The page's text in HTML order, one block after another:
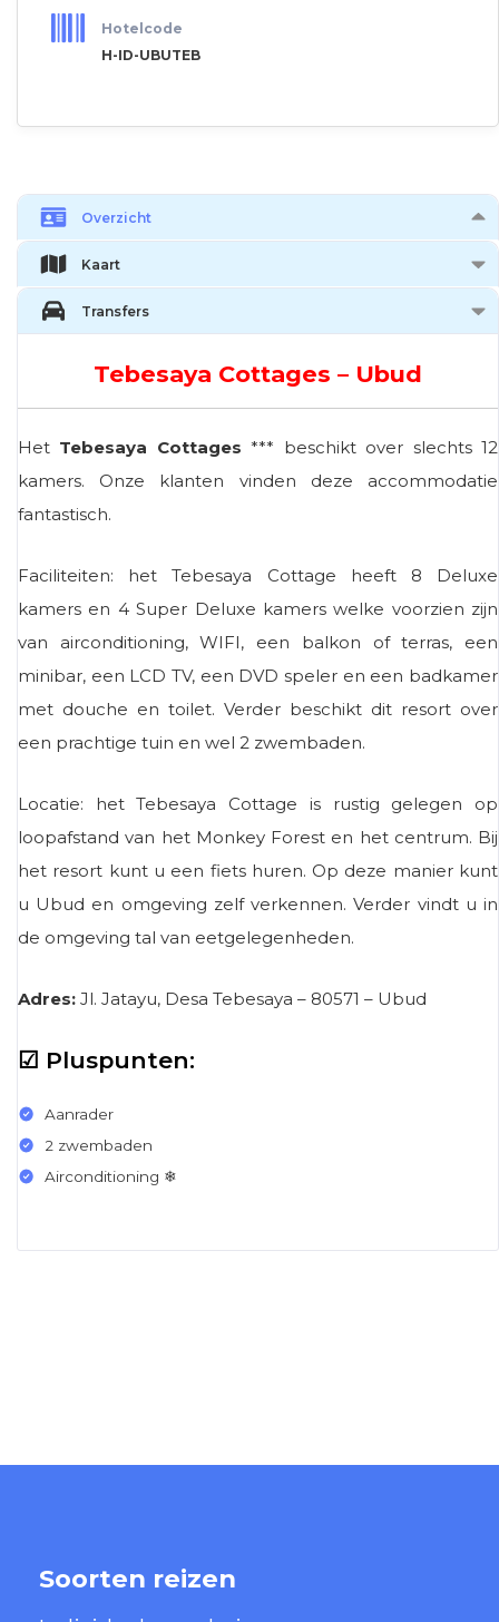
Hotelcode
H-ID-UBUTEB
Overzicht
Kaart
Transfers
Tebesaya Cottages – Ubud
Het Tebesaya Cottages *** beschikt over slechts 12
kamers. Onze klanten vinden deze accommodatie
fantastisch.
Faciliteiten: het Tebesaya Cottage heeft 8 Deluxe
kamers en 4 Super Deluxe kamers welke voorzien zijn
van airconditioning, WIFI, een balkon of terras, een
minibar, een LCD TV, een DVD speler en een badkamer
met douche en toilet. Verder beschikt dit resort over
een prachtige tuin en wel 2 zwembaden.
Locatie: het Tebesaya Cottage is rustig gelegen op
loopafstand van het Monkey Forest en het centrum. Bij
het resort kunt u een fiets huren. Op deze manier kunt
u Ubud en omgeving zelf verkennen. Verder vindt u in
de omgeving tal van eetgelegenheden.
Adres: Jl. Jatayu, Desa Tebesaya – 80571 – Ubud
☑ Pluspunten:
Aanrader
2 zwembaden
Airconditioning ❄
Soorten reizen